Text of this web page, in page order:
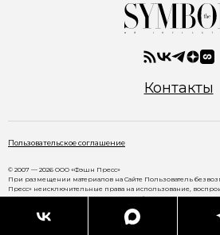
Контакты
Пользовательское соглашение
© 2007 — 2026 ООО «Фэшн Пресс»
При размещении материалов на Сайте Пользователь
Пресс» неисключительные права на использование,
создание производных произведений, а также на
www.thesymbol.ru